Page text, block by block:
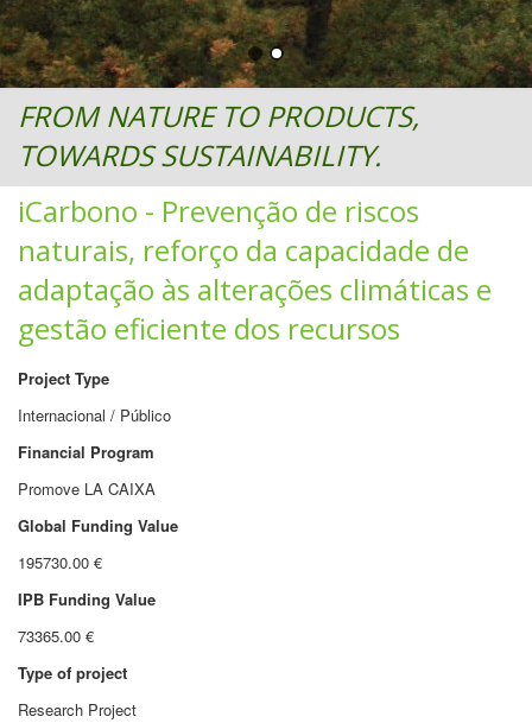
FROM NATURE TO PRODUCTS,
TOWARDS SUSTAINABILITY.
iCarbono - Prevenção de riscos
naturais, reforço da capacidade de
adaptação às alterações climáticas e
gestão eficiente dos recursos
Project Type
Internacional / Público
Financial Program
Promove LA CAIXA
Global Funding Value
195730.00 €
IPB Funding Value
73365.00 €
Type of project
Research Project